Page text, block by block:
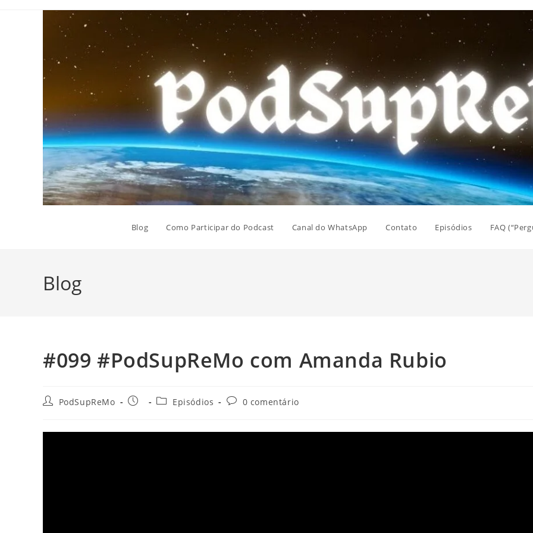
Blog Como Participar do Podcast Canal do WhatsApp Contato Episódios FAQ
Blog
#099 #PodSupReMo com Amanda Rubio
AutorPodSupReMo
Post
Categoria
Episódios
Comentários
0 comentário